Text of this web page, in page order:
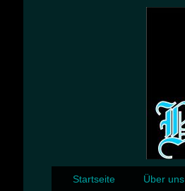
Startseite Über uns